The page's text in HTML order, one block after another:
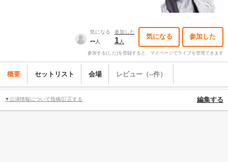
気になる
--人
参加した
1人
気になる 参加した
参加する(した)を登録すると、マイページでライブを管理できます
概要 セットリスト 会場 レビュー（--件）
▼公演情報について指摘/訂正する 編集する